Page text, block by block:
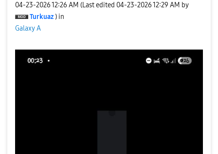
‎04-23-202612:26 AM (Last edited ‎04-23-202612:29 AM by
Turkuaz ) in
Galaxy A